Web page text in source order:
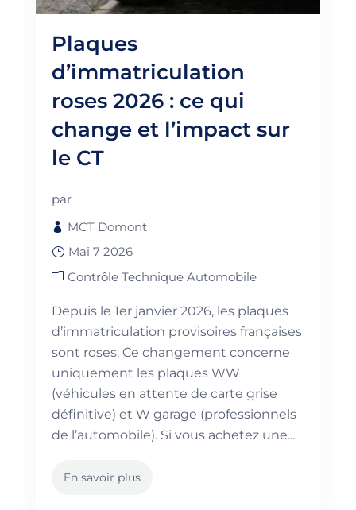
Plaques
d’immatriculation
roses 2026 : ce qui
change et l’impact sur
le CT
par
MCT Domont
Mai 7 2026
Contrôle Technique Automobile
Depuis le 1er janvier 2026, les plaques
d’immatriculation provisoires françaises
sont roses. Ce changement concerne
uniquement les plaques WW
(véhicules en attente de carte grise
définitive) et W garage (professionnels
de l’automobile). Si vous achetez une...
En savoir plus